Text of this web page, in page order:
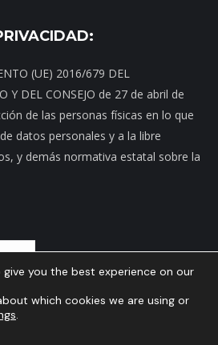
(UE) 2016/679 DEL
Y DEL CONSEJO de 27 de abril de
de las personas físicas en lo que
datos personales y a la libre
y demás normativa estatal sobre la
Buscar
you the best experience on our
which cookies we are using or
.